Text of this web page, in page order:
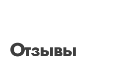
Отзывы